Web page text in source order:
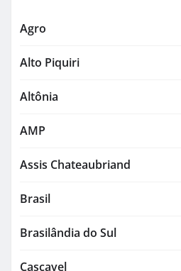
Agro
Alto Piquiri
Altônia
AMP
Assis Chateaubriand
Brasil
Brasilândia do Sul
Cascavel